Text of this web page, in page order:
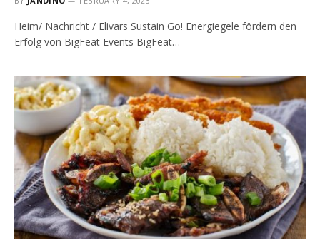
Heim/ Nachricht / Elivars Sustain Go! Energiegele fördern den
Erfolg von BigFeat Events BigFeat…